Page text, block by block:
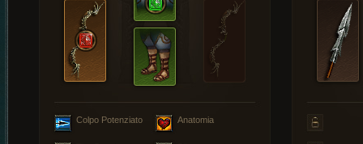
Colpo Potenziato Anatomia